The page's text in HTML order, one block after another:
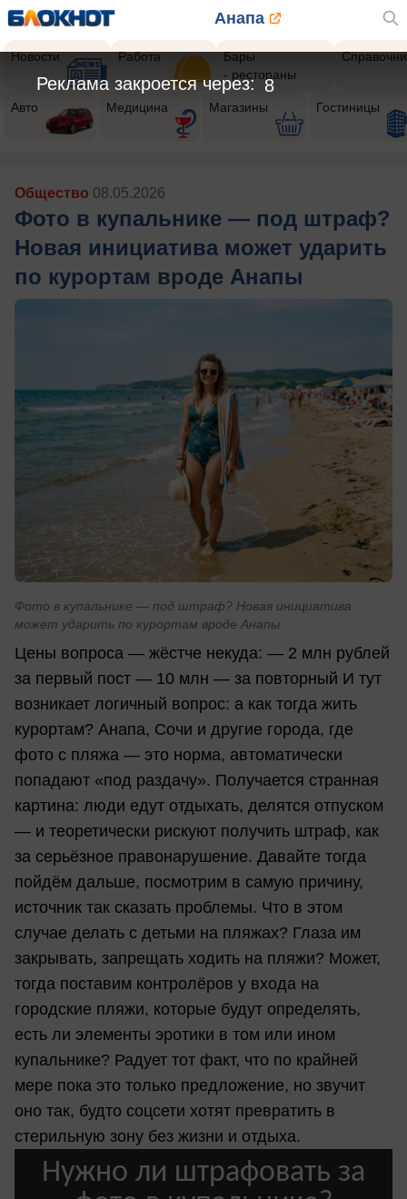
Анапа
Новости Работа
Бары
- рестораны
Авто Медицина Магазины Гостиницы
Общество 08.05.2026
Фото в купальнике — под штраф?
Новая инициатива может ударить
по курортам вроде Анапы
Фото в купальнике — под штраф? Новая инициатива
может ударить по курортам вроде Анапы
Цены вопроса — жёстче некуда: — 2 млн рублей
за первый пост — 10 млн — за повторный И тут
возникает логичный вопрос: а как тогда жить
курортам? Анапа, Сочи и другие города, где
фото с пляжа — это норма, автоматически
попадают «под раздачу». Получается странная
картина: люди едут отдыхать, делятся отпуском
— и теоретически рискуют получить штраф, как
за серьёзное правонарушение. Давайте тогда
пойдём дальше, посмотрим в самую причину,
источник так сказать проблемы. Что в этом
случае делать с детьми на пляжах? Глаза им
закрывать, запрещать ходить на пляжи? Может,
тогда поставим контролёров у входа на
городские пляжи, которые будут определять,
есть ли элементы эротики в том или ином
купальнике? Радует тот факт, что по крайней
мере пока это только предложение, но звучит
оно так, будто соцсети хотят превратить в
стерильную зону без жизни и отдыха.
6
Реклама закроется через: